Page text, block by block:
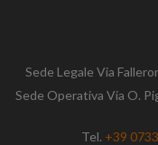
Sede Legale Via
Sede Operativa Via O.
Tel. +39